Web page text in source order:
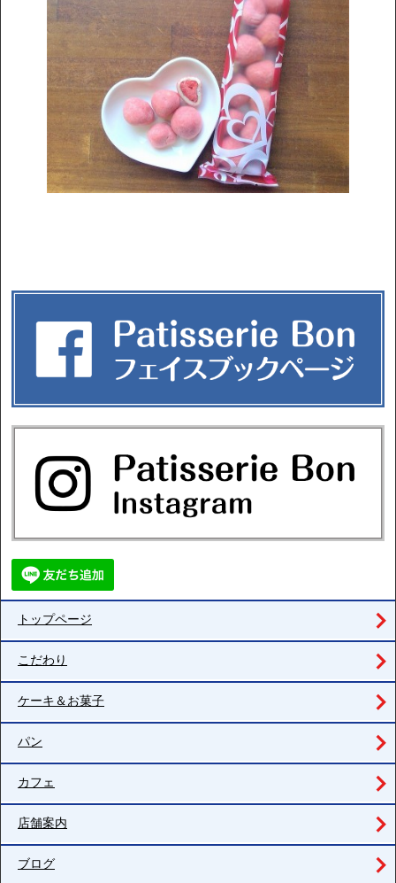
トップページ
こだわり
ケーキ＆お菓子
パン
カフェ
店舗案内
ブログ